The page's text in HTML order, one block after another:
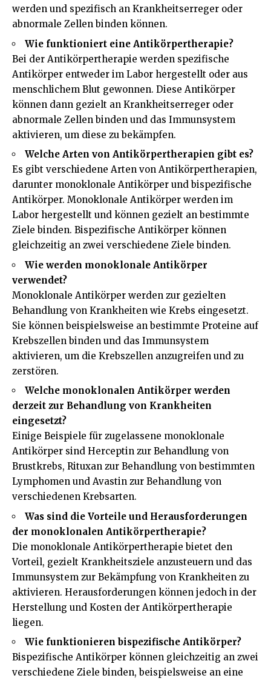
werden und spezifisch an Krankheitserreger oder
abnormale Zellen binden können.
Wie funktioniert eine Antikörpertherapie?
Bei der Antikörpertherapie werden spezifische
Antikörper entweder im Labor hergestellt oder aus
menschlichem Blut gewonnen. Diese Antikörper
können dann gezielt an Krankheitserreger oder
abnormale Zellen binden und das Immunsystem
aktivieren, um diese zu bekämpfen.
Welche Arten von Antikörpertherapien gibt es?
Es gibt verschiedene Arten von Antikörpertherapien,
darunter monoklonale Antikörper und bispezifische
Antikörper. Monoklonale Antikörper werden im
Labor hergestellt und können gezielt an bestimmte
Ziele binden. Bispezifische Antikörper können
gleichzeitig an zwei verschiedene Ziele binden.
Wie werden monoklonale Antikörper
verwendet?
Monoklonale Antikörper werden zur gezielten
Behandlung von Krankheiten wie Krebs eingesetzt.
Sie können beispielsweise an bestimmte Proteine auf
Krebszellen binden und das Immunsystem
aktivieren, um die Krebszellen anzugreifen und zu
zerstören.
Welche monoklonalen Antikörper werden
derzeit zur Behandlung von Krankheiten
eingesetzt?
Einige Beispiele für zugelassene monoklonale
Antikörper sind Herceptin zur Behandlung von
Brustkrebs, Rituxan zur Behandlung von bestimmten
Lymphomen und Avastin zur Behandlung von
verschiedenen Krebsarten.
Was sind die Vorteile und Herausforderungen
der monoklonalen Antikörpertherapie?
Die monoklonale Antikörpertherapie bietet den
Vorteil, gezielt Krankheitsziele anzusteuern und das
Immunsystem zur Bekämpfung von Krankheiten zu
aktivieren. Herausforderungen können jedoch in der
Herstellung und Kosten der Antikörpertherapie
liegen.
Wie funktionieren bispezifische Antikörper?
Bispezifische Antikörper können gleichzeitig an zwei
verschiedene Ziele binden, beispielsweise an eine